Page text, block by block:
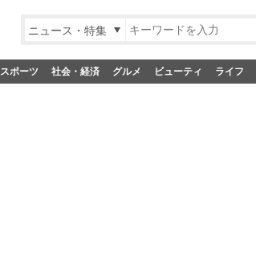
ニュース・特集
スポーツ 社会・経済 グルメ ビューティ ライフ